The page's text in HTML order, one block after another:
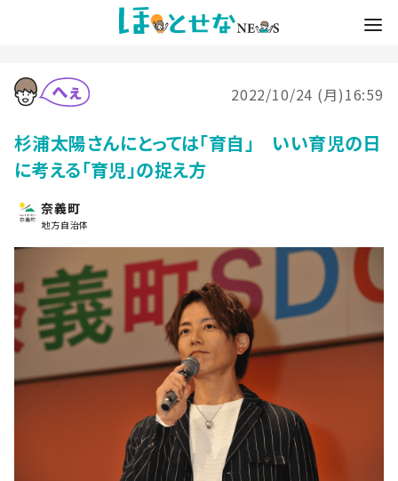
2022/10/24 (月)16:59
杉浦太陽さんにとっては「育自」 いい育児の日
に考える「育児」の捉え方
奈義町
地方自治体